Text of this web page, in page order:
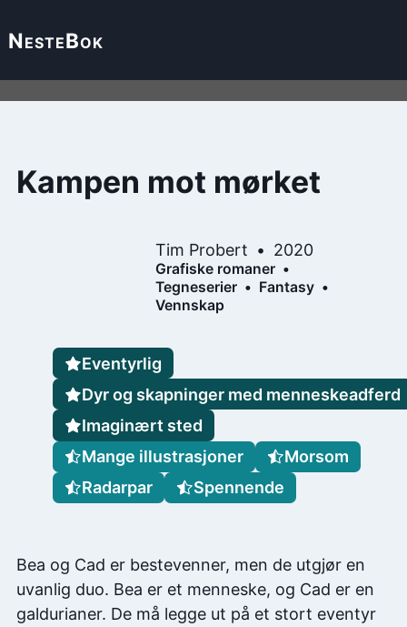
NesteBok
Kampen mot mørket
Tim Probert 2020
Grafiske romaner
Tegneserier
Fantasy
Vennskap
Bea og Cad er bestevenner, men de utgjør en
uvanlig duo. Bea er et menneske, og Cad er en
galdurianer. De må legge ut på et stort eventyr
Eventyrlig
Dyr og skapninger med menneskeadferd
Imaginært sted
Mange illustrasjoner
Morsom
Radarpar
Spennende